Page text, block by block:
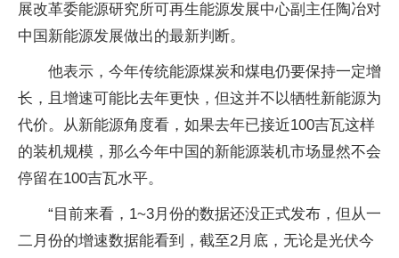
展改革委能源研究所可再生能源发展中心副主任陶冶对
中国新能源发展做出的最新判断。
他表示，今年传统能源煤炭和煤电仍要保持一定增
长，且增速可能比去年更快，但这并不以牺牲新能源为
代价。从新能源角度看，如果去年已接近100吉瓦这样
的装机规模，那么今年中国的新能源装机市场显然不会
停留在100吉瓦水平。
“目前来看，1~3月份的数据还没正式发布，但从一
二月份的增速数据能看到，截至2月底，无论是光伏今